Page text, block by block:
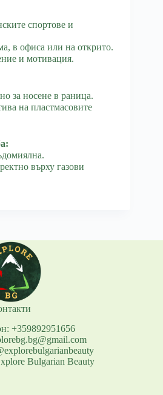
спортове и
в офиса или на открито.
и мотивация.
за носене в раница.
на пластмасовите
върху газови
+359892951656
Bulgarian Beauty